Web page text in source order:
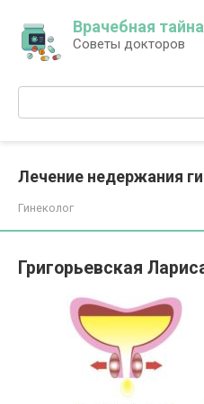
контенту
Врачебная тайна
Советы докторов
Поиск:
Лечение недержания
Гинеколог
Григорьевская